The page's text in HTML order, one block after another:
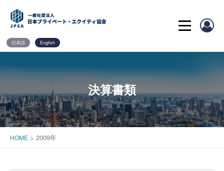
content
日本語 English
決算書類
HOME > 2009年